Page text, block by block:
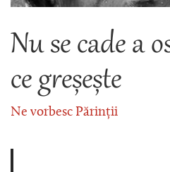
Nu se cade a
ce greșește
Ne vorbesc Părinții